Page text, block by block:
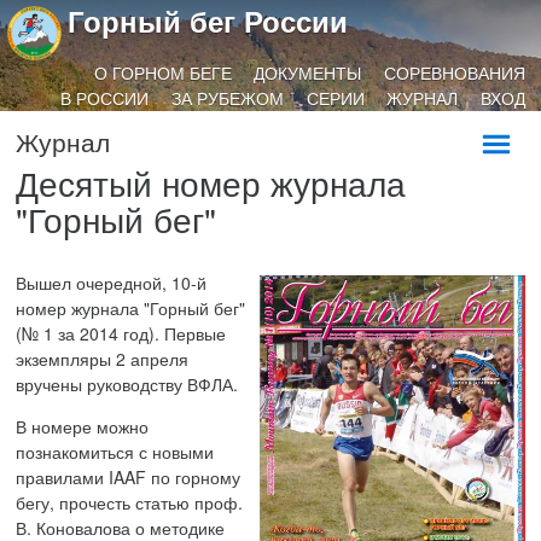
Горный бег России
О ГОРНОМ БЕГЕ ДОКУМЕНТЫ
СОРЕВНОВАНИЯ
В РОССИИ
ЗА РУБЕЖОМ СЕРИИ ЖУРНАЛ ВХОД
Журнал
Десятый номер журнала
"Горный бег"
Вышел очередной, 10-й
номер журнала "Горный бег"
(№ 1 за 2014 год). Первые
экземпляры 2 апреля
вручены руководству ВФЛА.
В номере можно
познакомиться с новыми
правилами IAAF по горному
бегу, прочесть статью проф.
В. Коновалова о методике